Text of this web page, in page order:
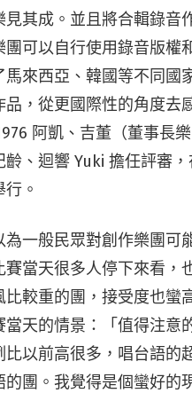
見其成。並且將合輯錄音
團可以自行使用錄音版權
馬來西亞、韓國等不同國
品，從更國際性的角度去
阿凱、吉董（董事長
齡、迴響 Yuki 擔任評審
。
為一般民眾對創作樂團可
賽當天很多人停下來看，
比較重的團，接受度也蠻
當天的情景：「值得注意
比以前高很多，唱台語的
的團。我覺得是個蠻好的